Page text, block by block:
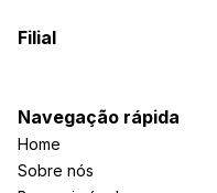
Filial
Navegação rápida
Home
Sobre nós